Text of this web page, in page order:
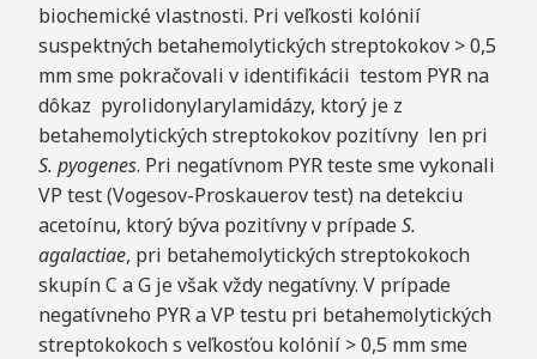
biochemické vlastnosti. Pri veľkosti kolónií
suspektných betahemolytických streptokokov > 0,5
mm sme pokračovali v identifikácii testom PYR na
dôkaz pyrolidonylarylamidázy, ktorý je z
betahemolytických streptokokov pozitívny len pri
S. pyogenes. Pri negatívnom PYR teste sme vykonali
VP test (Vogesov-Proskauerov test) na detekciu
acetoínu, ktorý býva pozitívny v prípadeS.
agalactiae, pri betahemolytických streptokokoch
skupín C a G je však vždy negatívny. V prípade
negatívneho PYR a VP testu pri betahemolytických
streptokokoch s veľkosťou kolónií > 0,5 mm sme